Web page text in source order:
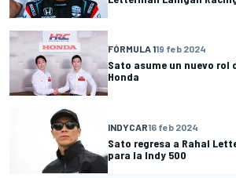
FÓRMULA 119 feb 2024
Sato asume un nuevo rol
Honda
INDYCAR16 feb 2024
Sato regresa a Rahal
para la Indy 500